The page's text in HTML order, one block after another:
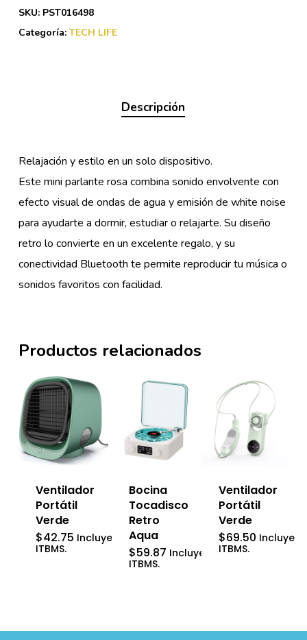
SKU: PST016498
Categoría: TECH LIFE
Descripción
Relajación y estilo en un solo dispositivo.
Este mini parlante rosa combina sonido envolvente con
efecto visual de ondas de agua y emisión de white noise
para ayudarte a dormir, estudiar o relajarte. Su diseño
retro lo convierte en un excelente regalo, y su
conectividad Bluetooth te permite reproducir tu música o
sonidos favoritos con facilidad.
Productos relacionados
Ventilador
Portátil
Verde
$42.75 Incluye
ITBMS.
Bocina
Tocadisco
Retro
Aqua
$59.87 Incluye
ITBMS.
Ventilador
Portátil
Verde
$69.50 Incluye
ITBMS.